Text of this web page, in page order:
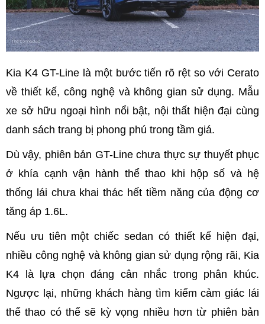
Kia K4 GT-Line là một bước tiến rõ rệt so với Cerato
về thiết kế, công nghệ và không gian sử dụng. Mẫu
xe sở hữu ngoại hình nổi bật, nội thất hiện đại cùng
danh sách trang bị phong phú trong tầm giá.
Dù vậy, phiên bản GT-Line chưa thực sự thuyết phục
ở khía cạnh vận hành thể thao khi hộp số và hệ
thống lái chưa khai thác hết tiềm năng của động cơ
tăng áp 1.6L.
Nếu ưu tiên một chiếc sedan có thiết kế hiện đại,
nhiều công nghệ và không gian sử dụng rộng rãi, Kia
K4 là lựa chọn đáng cân nhắc trong phân khúc.
Ngược lại, những khách hàng tìm kiếm cảm giác lái
thể thao có thể sẽ kỳ vọng nhiều hơn từ phiên bản